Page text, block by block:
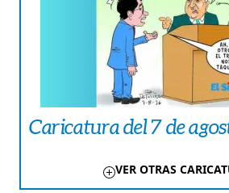
Caricatura del 7 de
VER OTRAS